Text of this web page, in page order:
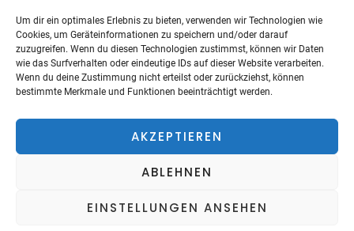
Um dir ein optimales Erlebnis zu bieten, verwenden wir Technologien wie
Cookies, um Geräteinformationen zu speichern und/oder darauf
zuzugreifen. Wenn du diesen Technologien zustimmst, können wir Daten
wie das Surfverhalten oder eindeutige IDs auf dieser Website verarbeiten.
Wenn du deine Zustimmung nicht erteilst oder zurückziehst, können
bestimmte Merkmale und Funktionen beeinträchtigt werden.
AKZEPTIEREN
ABLEHNEN
EINSTELLUNGEN ANSEHEN
Menü